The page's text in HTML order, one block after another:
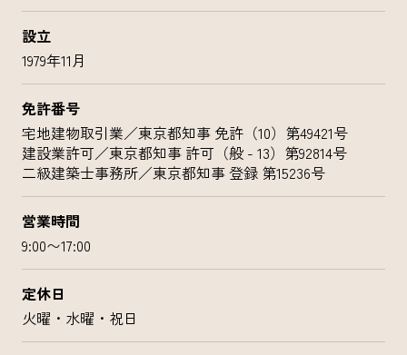
設立
1979年11月
免許番号
宅地建物取引業／東京都知事 免許（10）第49421号
建設業許可／東京都知事 許可（般 - 13）第92814号
二級建築士事務所／東京都知事 登録 第15236号
営業時間
9:00〜17:00
定休日
火曜・水曜・祝日